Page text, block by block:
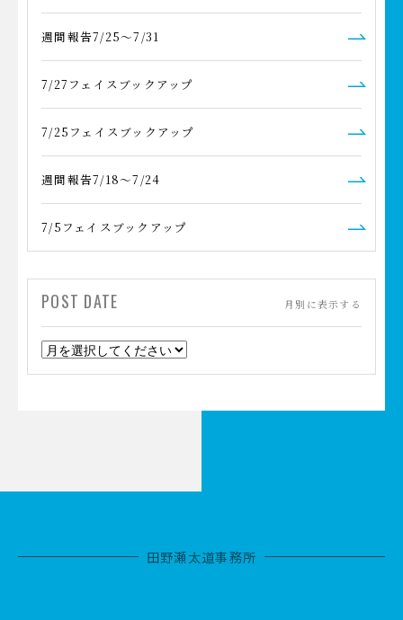
週間報告7/25～7/31
7/27フェイスブックアップ
7/25フェイスブックアップ
週間報告7/18～7/24
7/5フェイスブックアップ
POST DATE 月別に表示する
田野瀬太道事務所